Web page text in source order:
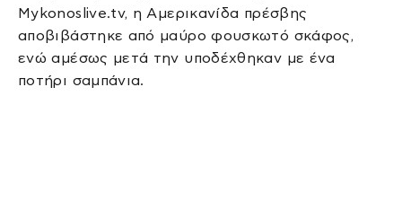
Mykonoslive.tv, η Αμερικανίδα πρέσβης
αποβιβάστηκε από μαύρο φουσκωτό σκάφος,
ενώ αμέσως μετά την υποδέχθηκαν με ένα
ποτήρι σαμπάνια.